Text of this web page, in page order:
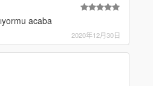
acaba
2020年12月30日